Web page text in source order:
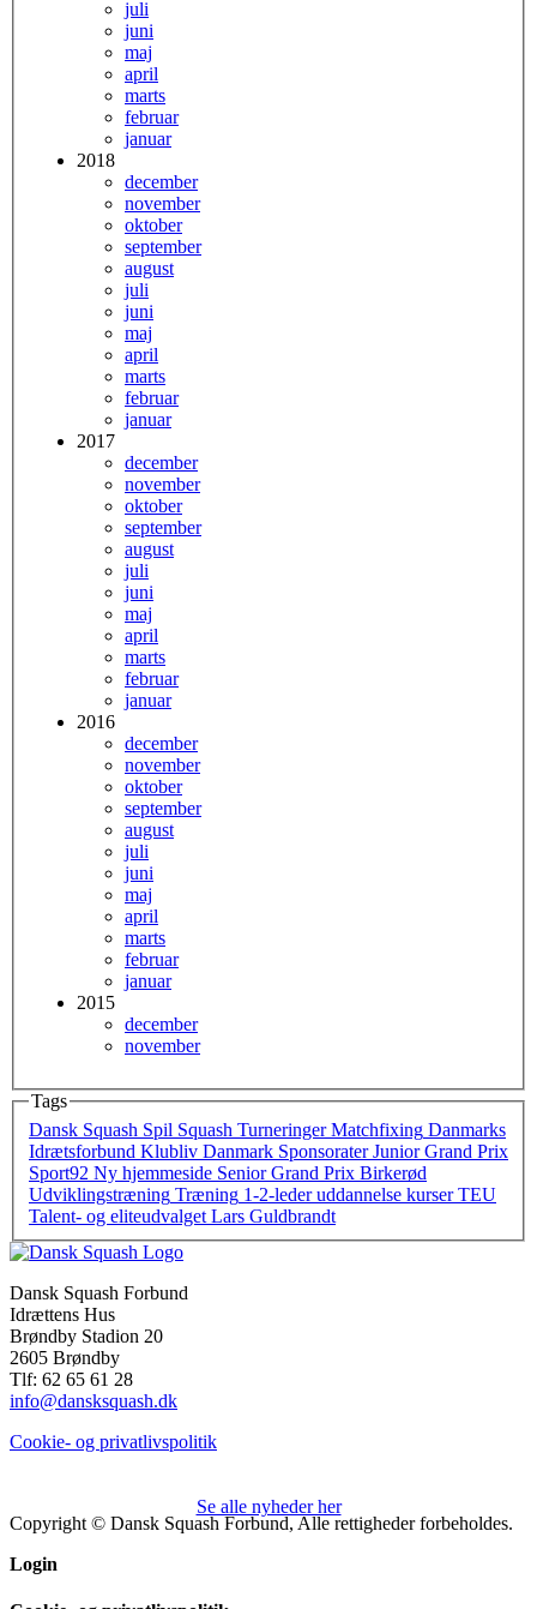
juli
juni
maj
april
marts
februar
januar
2018
december
november
oktober
september
august
juli
juni
maj
april
marts
februar
januar
2017
december
november
oktober
september
august
juli
juni
maj
april
marts
februar
januar
2016
december
november
oktober
september
august
juli
juni
maj
april
marts
februar
januar
2015
december
november
Tags
Dansk Squash Spil Squash Turneringer Matchfixing Danmarks
Idrætsforbund Klubliv Danmark Sponsorater Junior Grand Prix
Sport92 Ny hjemmeside Senior Grand Prix Birkerød
Udviklingstræning Træning 1-2-leder uddannelse kurser TEU
Talent- og eliteudvalget Lars Guldbrandt
Dansk Squash Forbund
Idrættens Hus
Brøndby Stadion 20
2605 Brøndby
Tlf: 62 65 61 28
info@dansksquash.dk
Cookie- og privatlivspolitik
Se alle nyheder her
Copyright © Dansk Squash Forbund, Alle rettigheder forbeholdes.
Login